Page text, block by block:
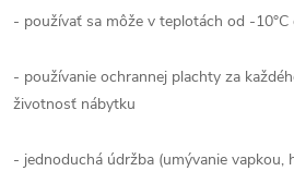
- používať sa môže v teplotách od -10°C
- používanie ochrannej plachty za
životnosť nábytku
- jednoduchá údržba (umývanie vapkou,